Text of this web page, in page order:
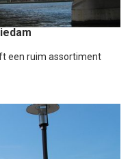
een ruim assortiment